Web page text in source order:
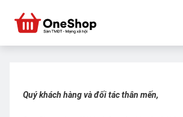
Quý khách hàng và đối tác thân mến,